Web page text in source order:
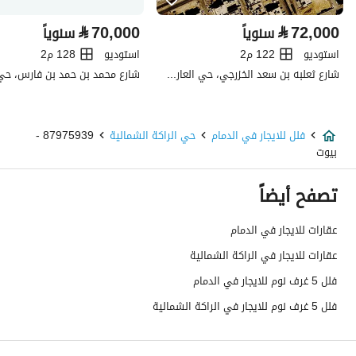
نوع الإعلان
استخدام العقار
-
السعر
80000
المساحة
خدمات العقار
كهرباء
نعم
صرف صحي
نعم
⃁72,000 سنوياً
استوديو
122 م2
شارع ثعلبه بن سعد الخزرجي، حي العارض، شمال الرياض، الرياض
⃁70,000 سنوياً
استوديو 128 م2
فلل للايجار في الدمام حي الراكة الشمالية 87975939 -
بيوت
تصفح أيضاً
عقارات للايجار في الدمام
عقارات للايجار في الراكة الشمالية
فلل 5 غرف نوم للايجار في الدمام
فلل 5 غرف نوم للايجار في الراكة الشمالية